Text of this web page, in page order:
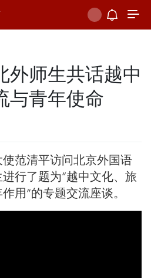
外师生共话越中
与青年使命
范清平访问北京外国语
行了题为“越中文化、旅
用”的专题交流座谈。